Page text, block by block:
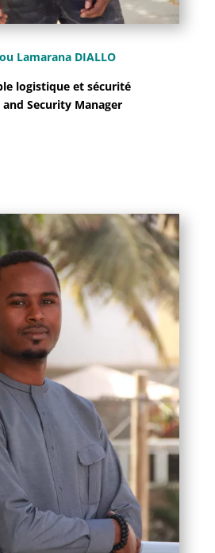
Lamarana DIALLO
logistique et sécurité
and Security Manager